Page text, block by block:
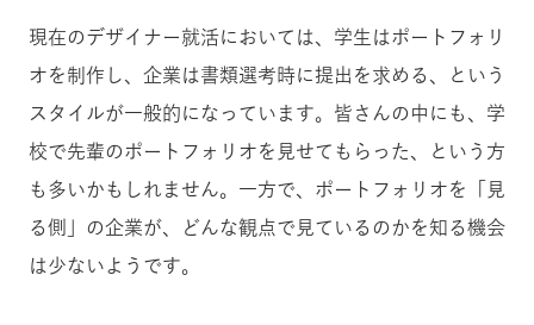
現在のデザイナー就活においては、学生はポートフォリ
オを制作し、企業は書類選考時に提出を求める、という
スタイルが一般的になっています。皆さんの中にも、学
校で先輩のポートフォリオを見せてもらった、という方
も多いかもしれません。一方で、ポートフォリオを「見
る側」の企業が、どんな観点で見ているのかを知る機会
は少ないようです。